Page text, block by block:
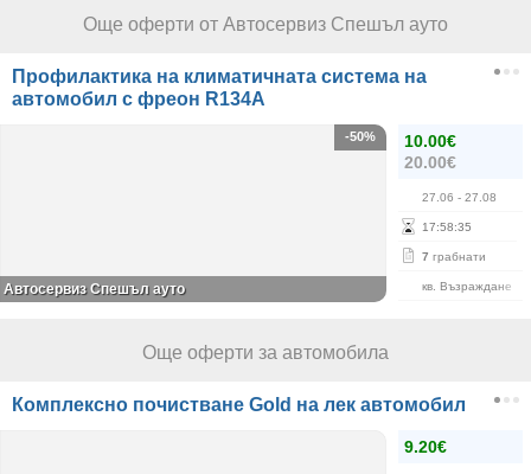
Още оферти от Автосервиз Спешъл ауто
Профилактика на климатичната система на
автомобил с фреон R134А
10.00€
20.00€
27.06 - 27.08
17:58:35
7 грабнати
кв. Възраждане
-50%
Автосервиз Спешъл ауто
Още оферти за автомобила
Комплексно почистване Gold на лек автомобил
9.20€